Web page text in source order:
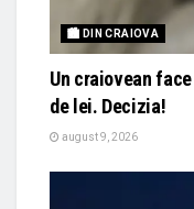
🏙 DIN CRAIOVA
Un craiovean
de lei. Decizia!
august 9, 2026